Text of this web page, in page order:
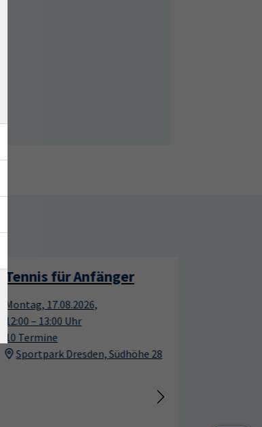
Tennis für Anfänger
Montag, 17.08.2026,
12:00 – 13:00 Uhr
10 Termine
Sportpark Dresden, Südhöhe 28